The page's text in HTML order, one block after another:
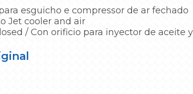
esguicho e compressor de ar fechado
Jet cooler and air
/ Con orificio para inyector de aceite